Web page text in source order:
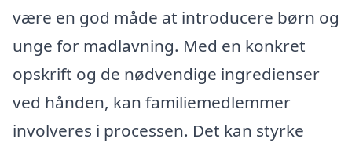
være en god måde at introducere børn og
unge for madlavning. Med en konkret
opskrift og de nødvendige ingredienser
ved hånden, kan familiemedlemmer
involveres i processen. Det kan styrke